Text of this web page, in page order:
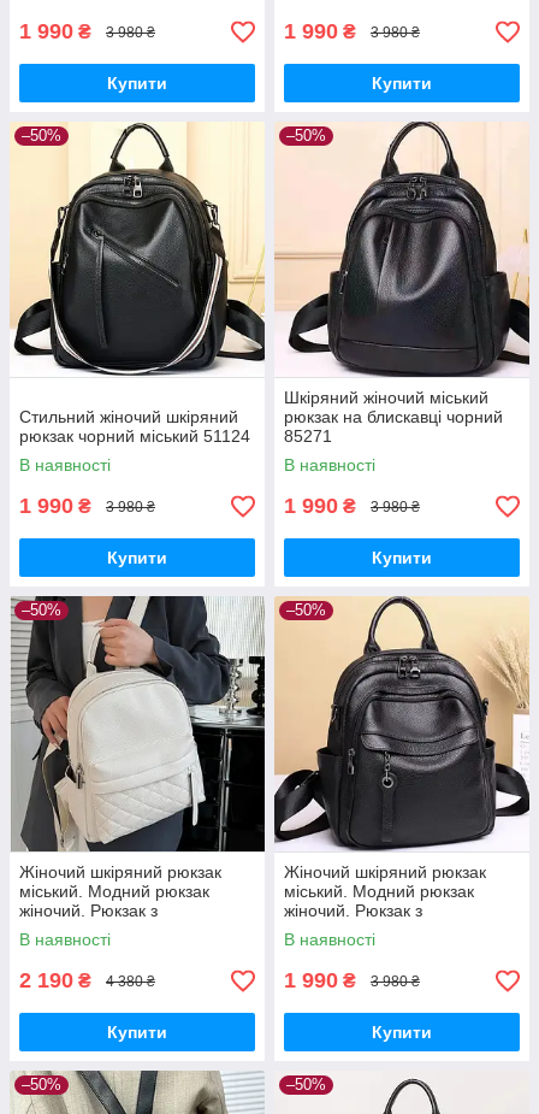
1 990 ₴ 3 980 ₴
Купити
1 990 ₴ 3 980 ₴
Купити
–50%
Стильний жіночий шкіряний
рюкзак чорний міський 51124
В наявності
1 990 ₴ 3 980 ₴
Купити
–50%
Шкіряний жіночий міський
рюкзак на блискавці чорний
85271
В наявності
1 990 ₴ 3 980 ₴
Купити
–50%
Жіночий шкіряний рюкзак
міський. Модний рюкзак
жіночий. Рюкзак з
натуральної шкіри білий
23479
В наявності
2 190 ₴ 4 380 ₴
Купити
–50%
Жіночий шкіряний рюкзак
міський. Модний рюкзак
жіночий. Рюкзак з
натуральної шкіри чорний
27735
В наявності
1 990 ₴ 3 980 ₴
Купити
–50% –50%